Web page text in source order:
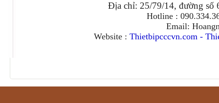
Địa chỉ: 25/79/14, đường
Hotline :
Email:
Website : Thietbipcccvn.com-